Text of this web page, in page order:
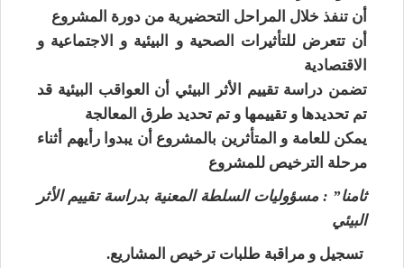
أن تنفذ خلال المراحل التحضيرية من دورة المشروع
أن تتعرض للتأثيرات الصحية و البيئية و الاجتماعية و
الاقتصادية
تضمن دراسة تقييم الأثر البيئي أن العواقب البيئية قد
تم تحديدها و تقييمها و تم تحديد طرق المعالجة
يمكن للعامة و المتأثرين بالمشروع أن يبدوا رأيهم أثناء
مرحلة الترخيص للمشروع
ثامنا” : مسؤوليات السلطة المعنية بدراسة تقييم الأثر
البيئي
تسجيل و مراقبة طلبات ترخيص المشاريع.